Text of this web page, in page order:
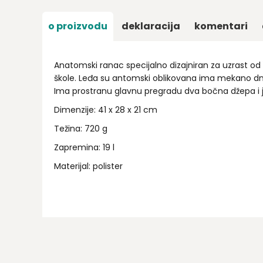
o proizvodu deklaracija komentari
Anatomski ranac specijalno dizajniran za uzrast od
škole. Leđa su antomski oblikovana ima mekano
Ima prostranu glavnu pregradu dva bočna džepa i
Dimenzije: 41 x 28 x 21 cm
Težina: 720 g
Zapremina: 19 l
Materijal: polister